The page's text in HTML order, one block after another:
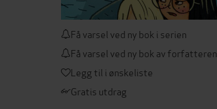
Få varsel ved ny bok i serien
Få varsel ved ny bok av forfatteren
Legg til i ønskeliste
Gratis utdrag